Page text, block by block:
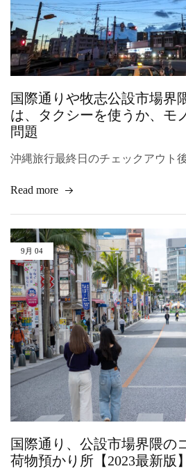
国際通りや牧志公設市場界
は、タクシーを使うか、モ
問題
沖縄旅行最終日のチェックアウト
Read more
9月 04
国際通り、公設市場界隈の
荷物預かり所【2023最新版】